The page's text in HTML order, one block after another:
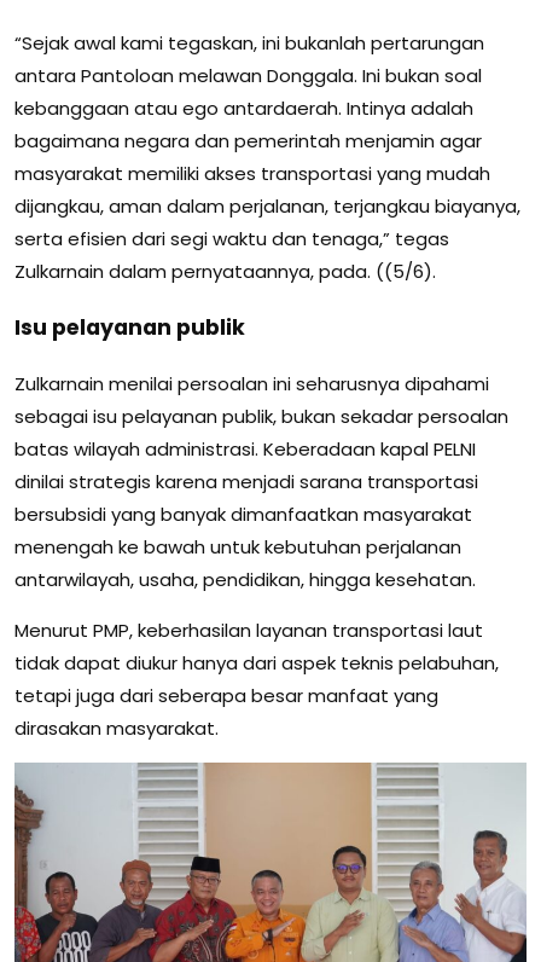
“Sejak awal kami tegaskan, ini bukanlah pertarungan
antara Pantoloan melawan Donggala. Ini bukan soal
kebanggaan atau ego antardaerah. Intinya adalah
bagaimana negara dan pemerintah menjamin agar
masyarakat memiliki akses transportasi yang mudah
dijangkau, aman dalam perjalanan, terjangkau biayanya,
serta efisien dari segi waktu dan tenaga,” tegas
Zulkarnain dalam pernyataannya, pada. ((5/6).
Isu pelayanan publik
Zulkarnain menilai persoalan ini seharusnya dipahami
sebagai isu pelayanan publik, bukan sekadar persoalan
batas wilayah administrasi. Keberadaan kapal PELNI
dinilai strategis karena menjadi sarana transportasi
bersubsidi yang banyak dimanfaatkan masyarakat
menengah ke bawah untuk kebutuhan perjalanan
antarwilayah, usaha, pendidikan, hingga kesehatan.
Menurut PMP, keberhasilan layanan transportasi laut
tidak dapat diukur hanya dari aspek teknis pelabuhan,
tetapi juga dari seberapa besar manfaat yang
dirasakan masyarakat.